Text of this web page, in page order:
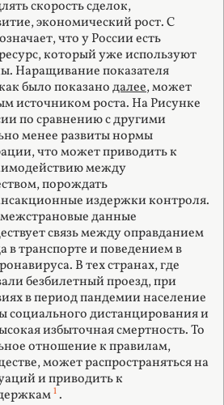
скорость сделок,
экономический рост. С
что у России есть
который уже используют
Наращивание показателя
было показанодалее, может
источником роста. На Рисунке
по сравнению с другими
менее развиты нормы
что может приводить к
между
порождать
издержки контроля.
данные
связь между оправданием
в транспорте и поведением в
В тех странах, где
безбилетный проезд, при
в период пандемии население
социального дистанцирования и
избыточная смертность. То
отношение к правилам,
может распространяться на
и приводить к
1 .